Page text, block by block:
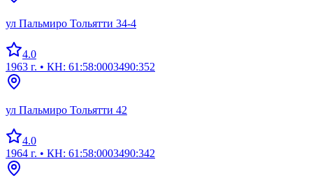
ул Пальмиро Тольятти 34-4
4.0
1963 г. • КН: 61:58:0003490:352
ул Пальмиро Тольятти 42
4.0
1964 г. • КН: 61:58:0003490:342